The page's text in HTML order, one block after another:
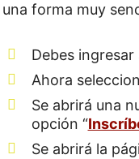
una forma muy
Debes ingresar
Ahora
Se abrirá una
opción “
Se abrirá la